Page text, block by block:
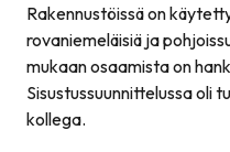
Rakennustöissä on
rovaniemeläisiä ja
mukaan osaamista on
Sisustussuunnittelussa oli
kollega.